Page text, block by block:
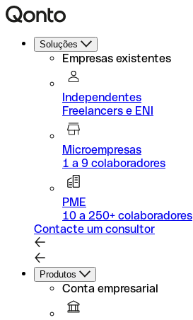
Soluções
Empresas existentes
Independentes
Freelancers e ENI
Microempresas
1 a 9 colaboradores
PME
10 a 250+ colaboradores
Contacte um consultor
Produtos
Conta empresarial